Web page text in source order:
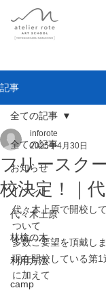
記事
全ての記事
お知らせ
イベント
代々木上原
林檎の木
利用方法
camp
全ての記事
フリースク
校決定！｜
inforote
2025年4月30日
代々木上原で開校し
ついて
多数ご要望を頂戴し
現在開校している第1
に加えて